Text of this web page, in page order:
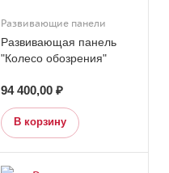
Развивающие панели
Развивающая панель
"Колесо обозрения"
94 400,00 ₽
В корзину